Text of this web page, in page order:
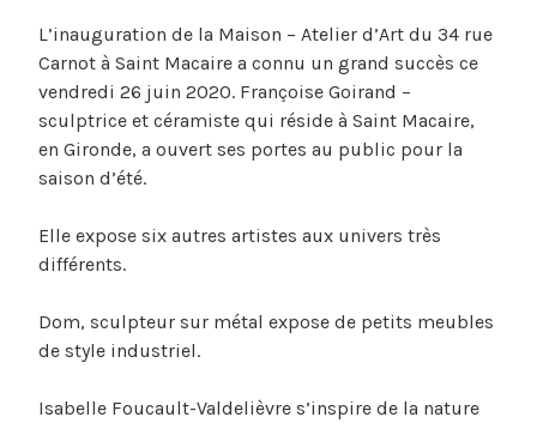
L’inauguration de la Maison – Atelier d’Art du 34 rue
Carnot à Saint Macaire a connu un grand succès ce
vendredi 26 juin 2020. Françoise Goirand –
sculptrice et céramiste qui réside à Saint Macaire,
en Gironde, a ouvert ses portes au public pour la
saison d’été.
Elle expose six autres artistes aux univers très
différents.
Dom, sculpteur sur métal expose de petits meubles
de style industriel.
Isabelle Foucault-Valdelièvre s’inspire de la nature